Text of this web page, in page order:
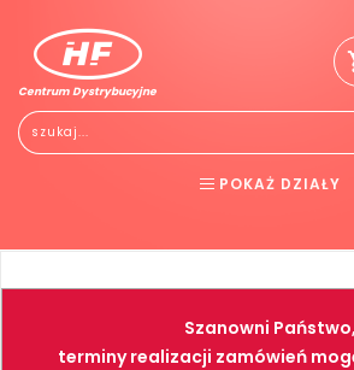
Centrum Dystrybucyjne
POKAŻ DZIAŁY
NARZĘDZIA
FARBY
Szanowni Państwo,
terminy realizacji zamówień